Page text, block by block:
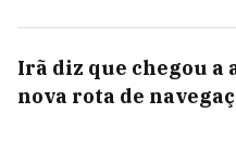
Irã diz que chegou a
nova rota de